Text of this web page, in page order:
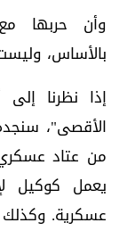
‏وأن حربها
بالأساس،
‏إذا نظرنا
الأقصى"،
من عتاد
يعمل كوكيل
عسكرية. وكذلك